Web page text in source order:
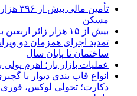
تأمین
مسکن
بیش از ۱۵ هزار زائر اربعین به البرز بازگشتند
ساختمان تا پایان سال
عملیات بازار باز؛ اهرم
انواع قاب بندی دیوار با
دکارت؛ تحولی لوکس،